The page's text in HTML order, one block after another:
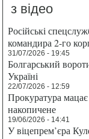
з відео
Російські
командира 2-го
31/07/2026 - 19:45
Болгарський
Україні
22/07/2026 - 12:59
Прокуратура
накопичене
19/06/2026 - 14:41
У віцепрем’єра